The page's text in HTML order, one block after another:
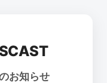
お知らせ